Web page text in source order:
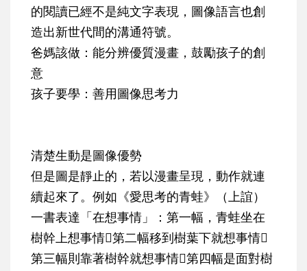
的閱讀已經不是純文字表現，圖像語言也創
造出新世代間的溝通符號。
爸媽該做：能分辨優質漫畫，鼓勵孩子的創
意
孩子要學：善用圖像思考力
清楚生動是圖像優勢
但是圖是靜止的，若以漫畫呈現，動作就連
續起來了。例如《愛思考的青蛙》（上誼）
一書表達「在想事情」：第一幅，青蛙坐在
樹幹上想事情第二幅移到樹葉下就想事情
第三幅則靠著樹幹就想事情第四幅是面對樹